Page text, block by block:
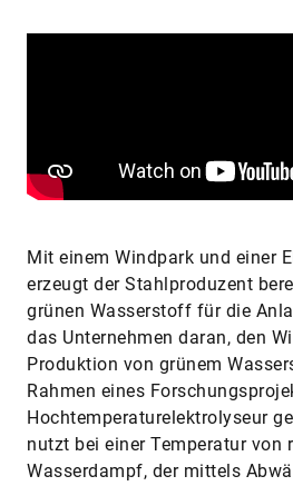
Mit einem Windpark und einer
erzeugt der Stahlproduzent
grünen Wasserstoff für die
das Unternehmen daran, den
Produktion von grünem
Rahmen eines
Hochtemperaturelektrolyseur
nutzt bei einer Temperatur von
Wasserdampf, der mittels